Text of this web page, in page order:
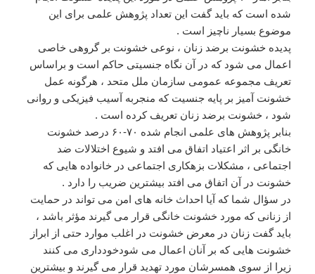
شده است که باید گفت این تعداد پژوهش علمی برای این
موضوع بسیار ناچیز است .
پدیده خشونت برضد زنان ، نوعی خشونت بر گروهی خاصی
اعمال می شود که در آن نگاه جنسیتی حاکم است و براساس
تعریف مجموعه عمومی سازمان ملل متحد ، هرگونه عمل
خشونت آمیز بر پایه جنسیت که منجربه آسیب فیزیکی و روانی
شود ، خشونت برضد زنان تعریف کرده است .
بنابر پژوهش های علمی انجام شده ۷۰-۶۰ درصد خشونت
خانگی بر اثر اعتیاد اتفاق می افتد و شیوع اختلالات ضد
اجتماعی ، مشکلات بزهکاری اجتماعی در خانواده هایی که
خشونت در آن اتفاق می افتد بیشترین ضریب را دارد .
در سؤال شما که آیا احداث خانه های امن می تواند در حمایت
از زنانی که مورد خشونت خانگی قرار می گیرند مؤثر باشد ،
باید گفت زنان در معرض خشونت در اغلب موارد حتی از ابراز
خشونت هایی که بر آنان اعمال می شودخودداری می کنند
زیرا از سوی همسرشان مورد تهدید قرار می گیرند و بیشترین